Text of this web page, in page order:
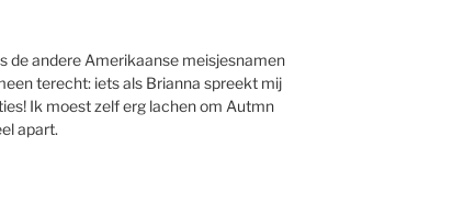
de andere Amerikaanse meisjesnamen
terecht: iets als Brianna spreekt mij
Ik moest zelf erg lachen om Autmn
apart.